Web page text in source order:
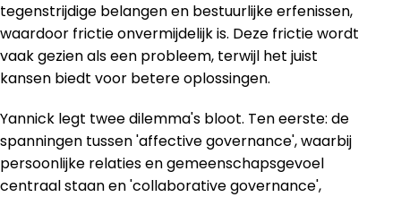
tegenstrijdige belangen en bestuurlijke erfenissen,
waardoor frictie onvermijdelijk is. Deze frictie wordt
vaak gezien als een probleem, terwijl het juist
kansen biedt voor betere oplossingen.
Yannick legt twee dilemma's bloot. Ten eerste: de
spanningen tussen 'affective governance', waarbij
persoonlijke relaties en gemeenschapsgevoel
centraal staan en 'collaborative governance',